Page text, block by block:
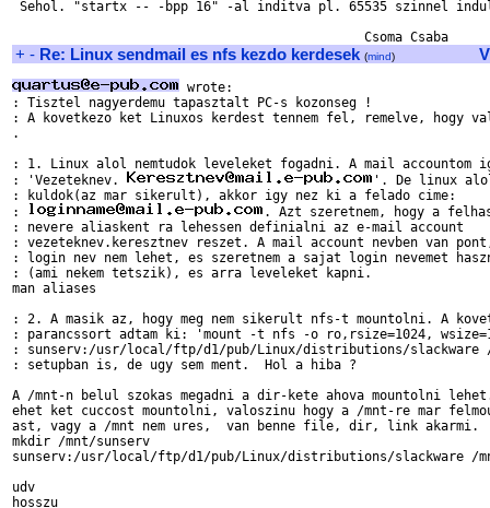
Sehol. "startx -- -bpp 16" -al inditva pl. 65535 szinnel
+ - Re: Linux sendmail es nfs kezdo kerdesek (mind)
wrote:
: Tisztel nagyerdemu tapasztalt PC-s kozonseg !
: A kovetkezo ket Linuxos kerdest tennem fel, remelve, hogy
.
: 1. Linux alol nemtudok leveleket fogadni. A mail accountom
: 'Vezeteknev.
'. De linux
: kuldok(az mar sikerult), akkor igy nez ki a felado cime:
:
. Azt szeretnem, hogy a
: nevere aliaskent ra lehessen definialni az e-mail account
: vezeteknev.keresztnev reszet. A mail account nevben van
: login nev nem lehet, es szeretnem a sajat login nevemet
: (ami nekem tetszik), es arra leveleket kapni.
man aliases
: 2. A masik az, hogy meg nem sikerult nfs-t mountolni. A
: parancssort adtam ki: 'mount -t nfs -o ro,rsize=1024,
: sunserv:/usr/local/ftp/d1/pub/Linux/distributions/slackware
: setupban is, de ugy sem ment.  Hol a hiba ?
A /mnt-n belul szokas megadni a dir-kete ahova mountolni
ehet ket cuccost mountolni, valoszinu hogy a /mnt-re mar
ast, vagy a /mnt nem ures,  van benne file, dir, link akarmi.
mkdir /mnt/sunserv
sunserv:/usr/local/ftp/d1/pub/Linux/distributions/slackware /
udv